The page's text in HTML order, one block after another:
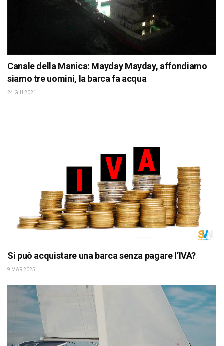
Canale della Manica: Mayday Mayday, affondiamo
siamo tre uomini, la barca fa acqua
24 GIU 2021
Si può acquistare una barca senza pagare l’IVA?
9 MAR 2025